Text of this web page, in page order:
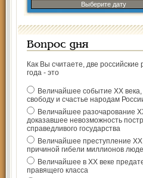
Выберите дату
Вопрос дня
Как Вы считаете, две
года - это
Величайшее событие ХХ
свободу и счастье народам
Величайшее разочарование
доказавшее невозможность
справедливого государства
Величайшее преступление ХХ
причиной гибели миллионов
Величайшее в ХХ веке
правящего класса